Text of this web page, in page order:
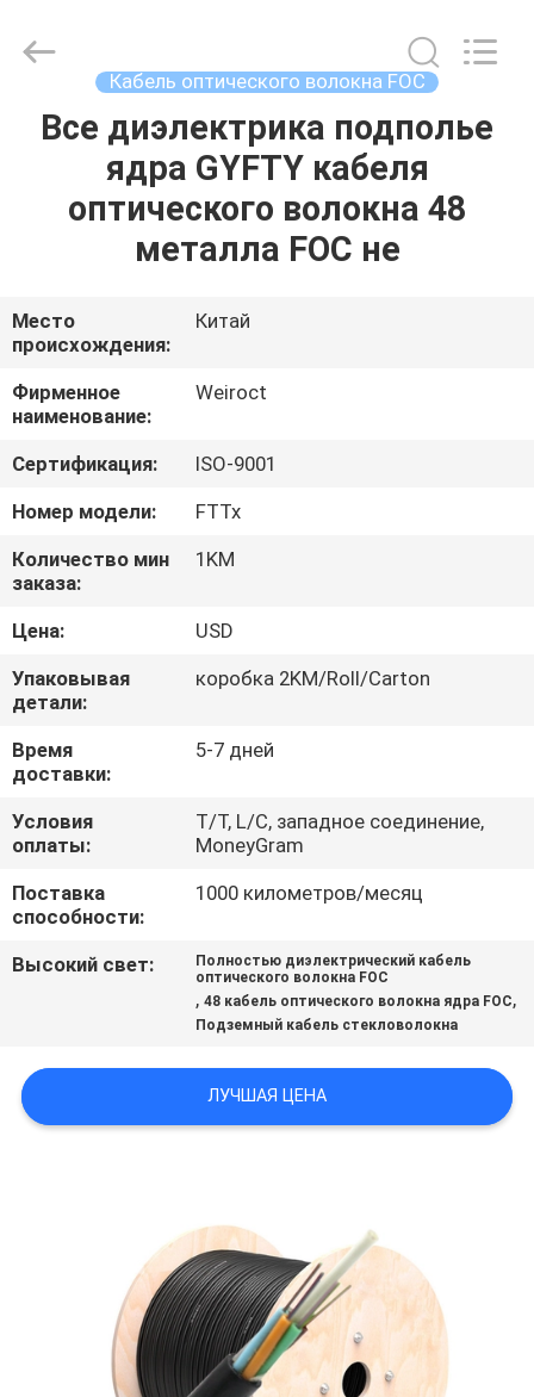
ДОМ
ПРОДУКТЫ
НАС
ПУТЕШЕСТВИЕ
ФАБРИКИ
ПРОВЕРКА
КАЧЕСТВА
СВЯЖИТЕСЬ
МЫ
НОВОСТИ
СЛУЧАИ
КАРТА
Communication
Tech.
Reserved.
Кабель оптического волокна FOC
Все диэлектрика подполье
ядра GYFTY кабеля
оптического волокна 48
металла FOC не
Место
происхождения:
Китай
Фирменное
наименование:
Weiroct
Сертификация:
ISO-9001
Номер модели:
FTTx
Количество мин
заказа:
1KM
Цена:
USD
Упаковывая
детали:
коробка 2KM/Roll/Carton
Время
доставки:
5-7 дней
Условия
оплаты:
T/T, L/C, западное соединение,
MoneyGram
Поставка
способности:
1000 километров/месяц
Высокий свет:
Полностью диэлектрический кабель
оптического волокна FOC
,48 кабель оптического волокна ядра FOC,
Подземный кабель стекловолокна
ЛУЧШАЯ ЦЕНА